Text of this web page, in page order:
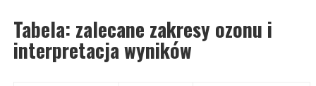
Tabela: zalecane zakresy ozonu i
interpretacja wyników